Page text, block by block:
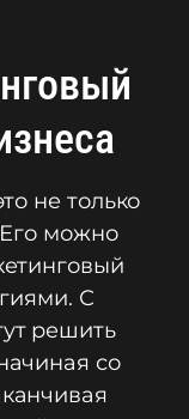
не только
можно
С
решить
со